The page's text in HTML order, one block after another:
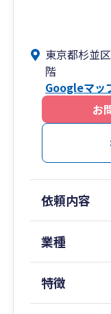
創業のタイミ
会計や税務に
小限に抑える
に専念してい
してくため時
だきます。
東京都杉並
階
Googleマッ
お
依頼内容
業種
特徴